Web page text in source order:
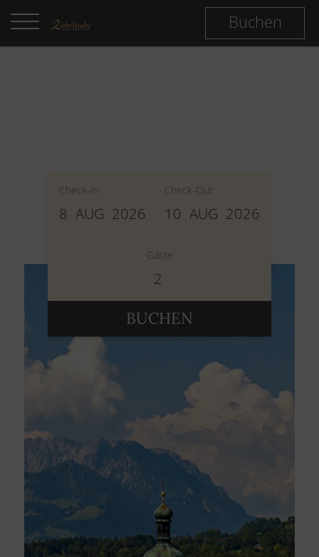
Buchen
Check-In
8 AUG 2026
Check-Out
10 AUG 2026
Gäste
2